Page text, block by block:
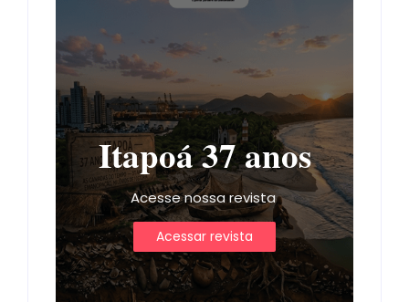
Itapoá 37 anos
Acesse nossa revista
Acessar revista